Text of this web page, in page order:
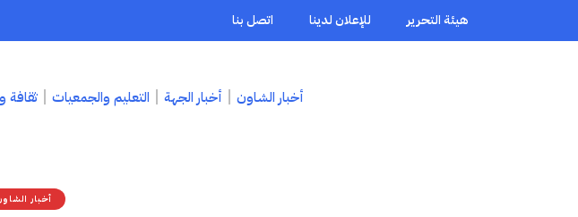
هيئة التحرير للإعلان لدينا اتصل بنا
أخبار الشاون أخبار الجهة التعليم والجمعيات ثقافة
أخبار